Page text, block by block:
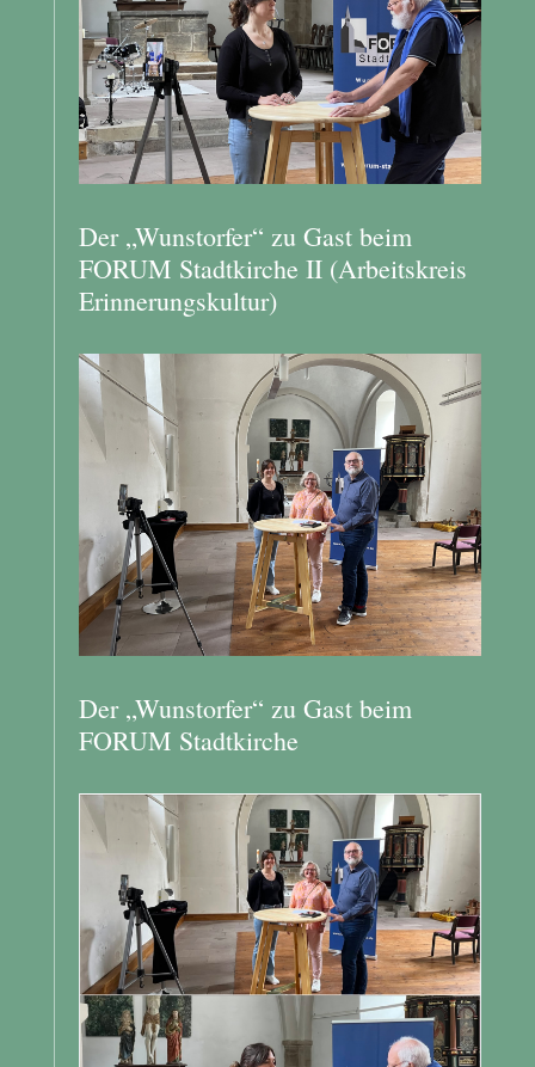
Der „Wunstorfer“ zu Gast beim
FORUM Stadtkirche II (Arbeitskreis
Erinnerungskultur)
Der „Wunstorfer“ zu Gast beim
FORUM Stadtkirche